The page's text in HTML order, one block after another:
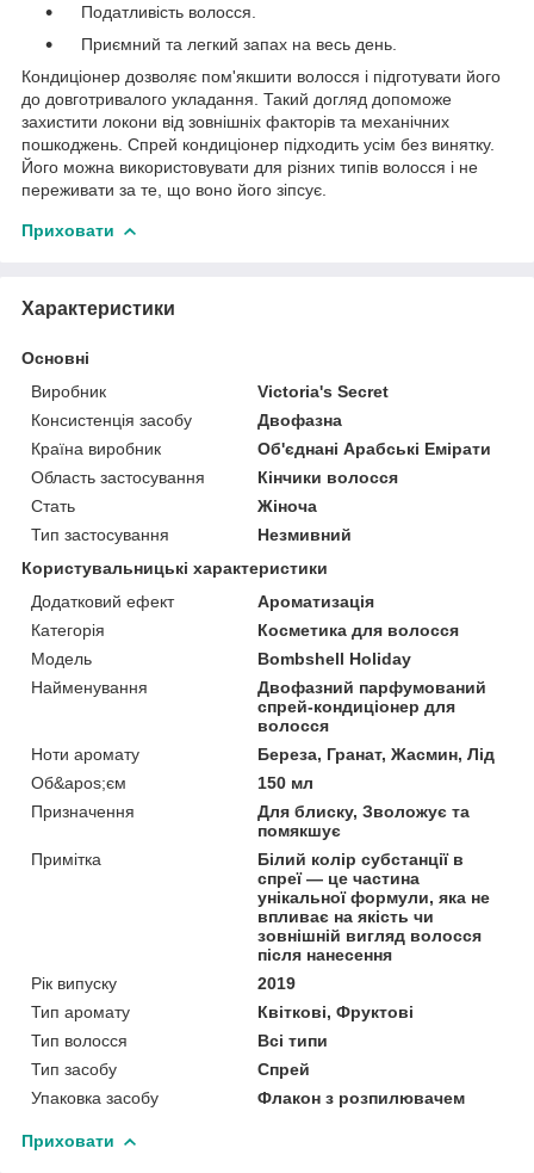
Податливість волосся.
Приємний та легкий запах на весь день.
Кондиціонер дозволяє пом'якшити волосся і підготувати його
до довготривалого укладання. Такий догляд допоможе
захистити локони від зовнішніх факторів та механічних
пошкоджень. Спрей кондиціонер підходить усім без винятку.
Його можна використовувати для різних типів волосся і не
переживати за те, що воно його зіпсує.
Приховати
Характеристики
Основні
Виробник
Victoria's Secret
Консистенція засобу
Двофазна
Країна виробник
Об'єднані Арабські Емірати
Область застосування
Кінчики волосся
Стать
Жіноча
Тип застосування
Незмивний
Користувальницькі характеристики
Додатковий ефект
Ароматизація
Категорія
Косметика для волосся
Мoдель
Bombshell Holiday
Найменування
Двофазний парфумований
спрей-кондиціонер для
волосся
Ноти аромату
Береза, Гранат, Жасмин, Лід
Об&apos;єм
150 мл
Призначення
Для блиску, Зволожує та
помякшує
Примітка
Білий колір субстанції в
спреї — це частина
унікальної формули, яка не
впливає на якість чи
зовнішній вигляд волосся
після нанесення
Рік випуску
2019
Тип аромату
Квіткові, Фруктові
Тип волосся
Всі типи
Тип засобу
Спрей
Упаковка засобу
Флакон з розпилювачем
Приховати